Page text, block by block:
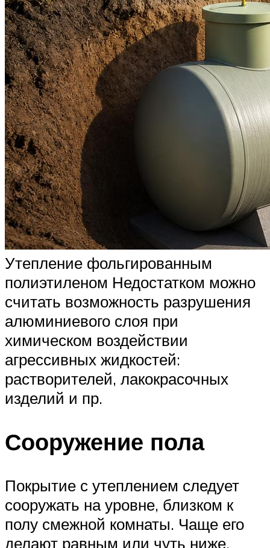
Утепление фольгированным
полиэтиленом Недостатком можно
считать возможность разрушения
алюминиевого слоя при
химическом воздействии
агрессивных жидкостей:
растворителей, лакокрасочных
изделий и пр.
Сооружение пола
Покрытие с утеплением следует
сооружать на уровне, близком к
полу смежной комнаты. Чаще его
делают равным или чуть ниже.